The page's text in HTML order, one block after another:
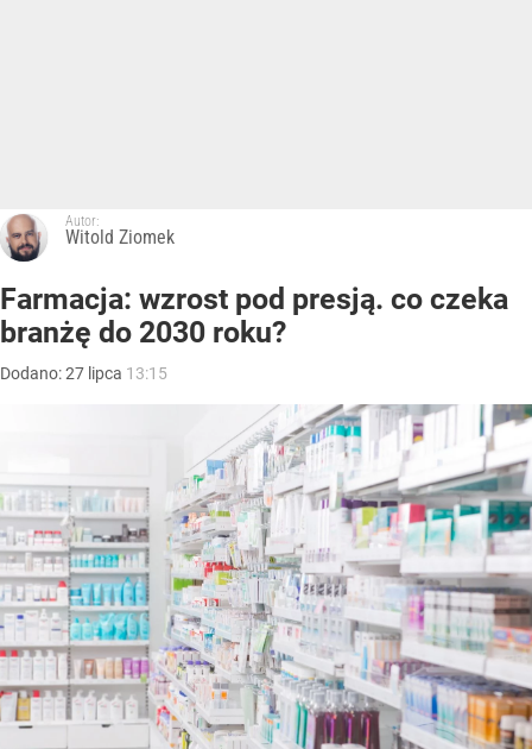
Autor:
Witold Ziomek
Farmacja: wzrost pod presją. co czeka
branżę do 2030 roku?
Dodano:27 lipca 13:15